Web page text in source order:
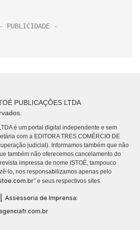
PUBLICAÇÕES LTDA
é um portal digital independente e sem
com a EDITORA TRES COMÉRCIO DE
judicial). Informamos também que não
também não oferecemos cancelamento do
impressa de nome ISTOÉ, tampouco
lo, nos responsabilizamos apenas pelo
” e seus respectivos sites.
Assessoria de Imprensa: